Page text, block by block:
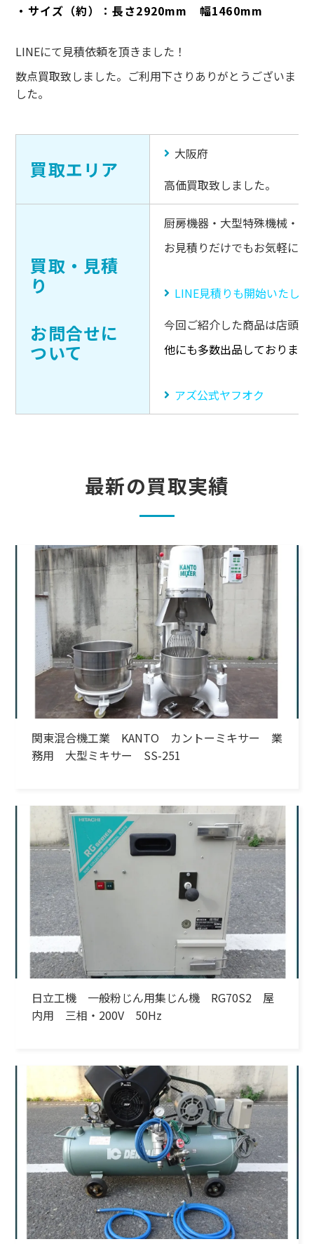
・サイズ（約）：長さ2920mm 幅1460mm
LINEにて見積依頼を頂きました！
数点買取致しました。ご利用下さりありがとうございま
した。
買取エリア
大阪府
高価買取致しました。
買取・見積
り
お問合せに
ついて
厨房機器・大型特殊機械・
お見積りだけでもお気軽に
LINE見積りも開始いたし
今回ご紹介した商品は店頭
他にも多数出品しておりま
アズ公式ヤフオク
最新の買取実績
関東混合機工業 KANTO カントーミキサー 業
務用 大型ミキサー SS-251
日立工機 一般粉じん用集じん機 RG70S2 屋
内用 三相・200V 50Hz